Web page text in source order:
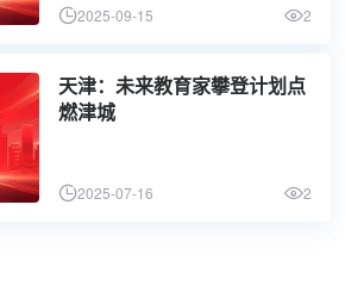
2025-09-15 2
天津：未来教育家攀登计划点
燃津城
2025-07-16 2